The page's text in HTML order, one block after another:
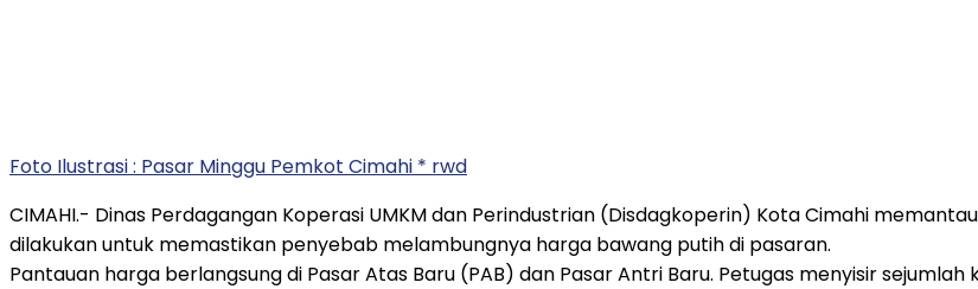
Foto Ilustrasi : Pasar Minggu Pemkot Cimahi * rwd
CIMAHI.- Dinas Perdagangan Koperasi UMKM dan Perindustrian (Disdagkoperin) Kota Cimahi
dilakukan untuk memastikan penyebab melambungnya harga bawang putih di pasaran.
Pantauan harga berlangsung di Pasar Atas Baru (PAB) dan Pasar Antri Baru. Petugas menyisir